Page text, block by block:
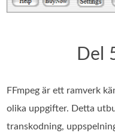
Del
FFmpeg är ett ramverk
olika uppgifter. Detta
transkodning,